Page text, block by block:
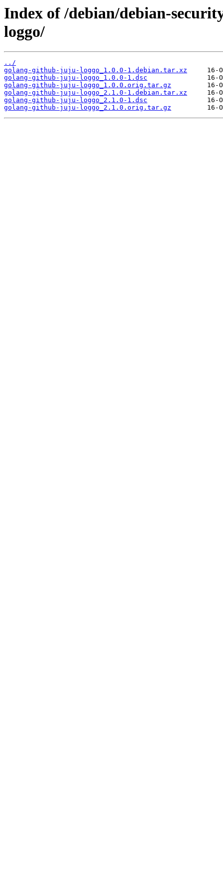
Index of /debian/debian-
loggo/
../
golang-github-juju-loggo_1.0.0-1.debian.tar.xz
golang-github-juju-loggo_1.0.0-1.dsc
golang-github-juju-loggo_1.0.0.orig.tar.gz
golang-github-juju-loggo_2.1.0-1.debian.tar.xz
golang-github-juju-loggo_2.1.0-1.dsc
golang-github-juju-loggo_2.1.0.orig.tar.gz